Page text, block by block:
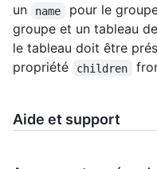
un
name pour le
groupe et un tableau de
le tableau doit être
propriété
children
Aide et support